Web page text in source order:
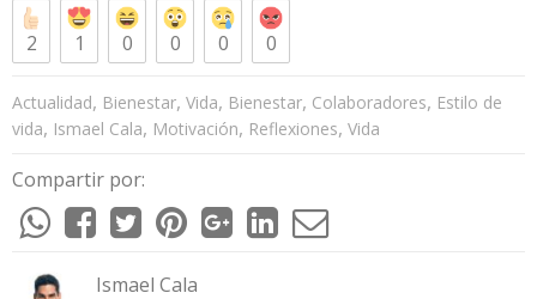
2 1 0 0 0 0
Actualidad, Bienestar, Vida, Bienestar, Colaboradores, Estilo de
vida, Ismael Cala, Motivación, Reflexiones, Vida
Compartir por:
Ismael Cala